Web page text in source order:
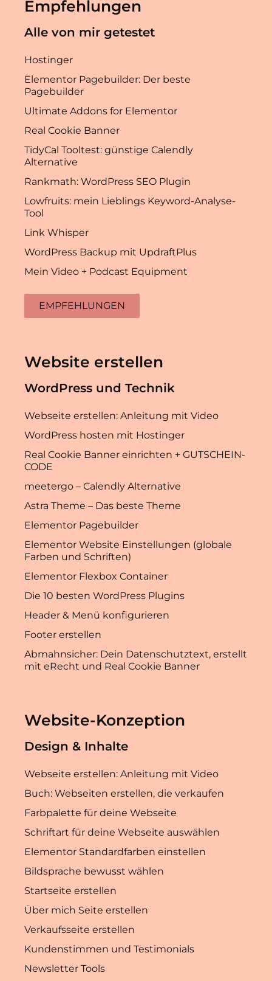
Empfehlungen
Alle von mir getestet
Hostinger
Elementor Pagebuilder: Der beste
Pagebuilder
Ultimate Addons for Elementor
Real Cookie Banner
TidyCal Tooltest: günstige Calendly
Alternative
Rankmath: WordPress SEO Plugin
Lowfruits: mein Lieblings Keyword-Analyse-
Tool
Link Whisper
WordPress Backup mit UpdraftPlus
Mein Video + Podcast Equipment
EMPFEHLUNGEN
Website erstellen
WordPress und Technik
Webseite erstellen: Anleitung mit Video
WordPress hosten mit Hostinger
Real Cookie Banner einrichten + GUTSCHEIN-
CODE
meetergo – Calendly Alternative
Astra Theme – Das beste Theme
Elementor Pagebuilder
Elementor Website Einstellungen (globale
Farben und Schriften)
Elementor Flexbox Container
Die 10 besten WordPress Plugins
Header & Menü konfigurieren
Footer erstellen
Abmahnsicher: Dein Datenschutztext, erstellt
mit eRecht und Real Cookie Banner
Website-Konzeption
Design & Inhalte
Webseite erstellen: Anleitung mit Video
Buch: Webseiten erstellen, die verkaufen
Farbpalette für deine Webseite
Schriftart für deine Webseite auswählen
Elementor Standardfarben einstellen
Bildsprache bewusst wählen
Startseite erstellen
Über mich Seite erstellen
Verkaufsseite erstellen
Kundenstimmen und Testimonials
Newsletter Tools